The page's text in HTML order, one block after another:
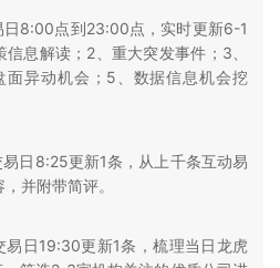
日8:00点到23:00点，实时更新6-1
息解读；2、重大突发事件；3、
异动机会；5、数据信息机会挖
易日8:25更新1条，从上千条互动易
并附带简评。
易日19:30更新1条，梳理当日龙虎